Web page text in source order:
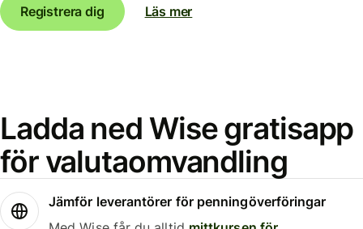
Registrera dig
Läs mer
Ladda ned Wise gratisapp
för valutaomvandling
Jämför leverantörer för penningöverföringar